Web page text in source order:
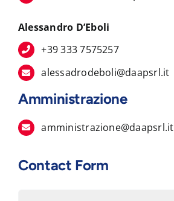
Alessandro D’Eboli
+39 333 7575257
alessadrodeboli@daapsrl.it
Amministrazione
amministrazione@daapsrl.it
Contact Form